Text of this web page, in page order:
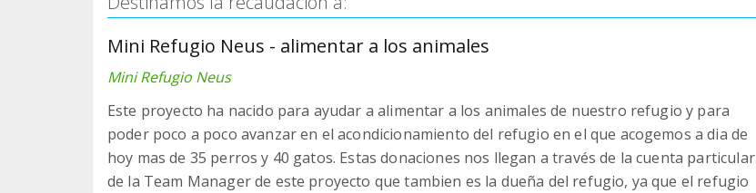
Mini Refugio Neus - alimentar a los animales
Mini Refugio Neus
Este proyecto ha nacido para ayudar a alimentar a los animales de nuestro refugio y para
poder poco a poco avanzar en el acondicionamiento del refugio en el que acogemos a dia de
hoy mas de 35 perros y 40 gatos. Estas donaciones nos llegan a través de la cuenta particular
de la Team Manager de este proyecto que tambien es la dueña del refugio, ya que el refugio